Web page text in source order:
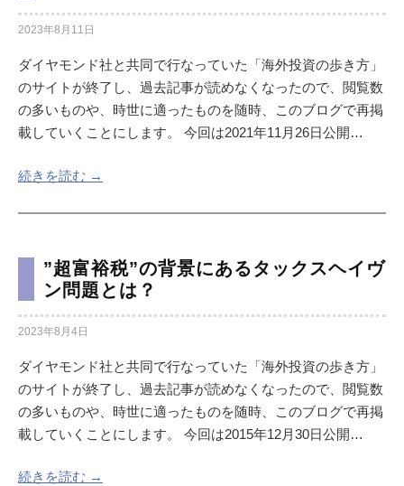
2023年8月11日
ダイヤモンド社と共同で行なっていた「海外投資の歩き方」
のサイトが終了し、過去記事が読めなくなったので、閲覧数
の多いものや、時世に適ったものを随時、このブログで再掲
載していくことにします。 今回は2021年11月26日公開…
続きを読む →
”超富裕税”の背景にあるタックスヘイヴ
ン問題とは？
2023年8月4日
ダイヤモンド社と共同で行なっていた「海外投資の歩き方」
のサイトが終了し、過去記事が読めなくなったので、閲覧数
の多いものや、時世に適ったものを随時、このブログで再掲
載していくことにします。 今回は2015年12月30日公開…
続きを読む →